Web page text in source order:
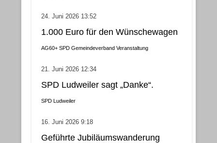
24. Juni 2026 13:52
1.000 Euro für den Wünschewagen
AG60+ SPD Gemeindeverband Veranstaltung
21. Juni 2026 12:34
SPD Ludweiler sagt „Danke“.
SPD Ludweiler
16. Juni 2026 9:18
Geführte Jubiläumswanderung